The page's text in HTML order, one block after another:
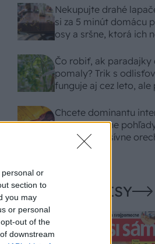
or
section to
you may
or personal
out of the
downstream
Nekupujte drahé
si za 5 minút domácu
osy a sršne, ktorá ich
Čo robiť, ak paradajky
pomaly? Trik s
funguje aj cez leto, ale
Chcete dominantu
ktorá pritiahne
si takéto masívne
svietidlo
NAŠE ČASOPISY